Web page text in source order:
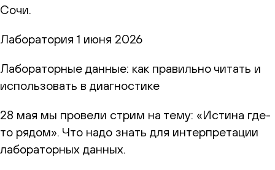
Сочи.
Лаборатория 1 июня 2026
Лабораторные данные: как правильно читать и
использовать в диагностике
28 мая мы провели стрим на тему: «Истина где-
то рядом». Что надо знать для интерпретации
лабораторных данных.